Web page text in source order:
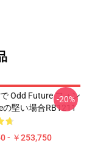
で Odd Future フォン
の堅い場合RB1211
- ￥253,750
-20%